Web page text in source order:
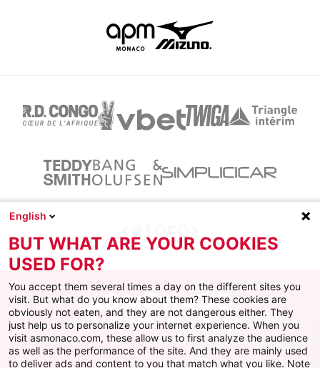
Facebook
X Instagram
YoutubeTikTokTwitch
English
BUT WHAT ARE YOUR COOKIES
USED FOR?
You accept them several times a day on the different sites you
visit. But what do you know about them? These cookies are
obviously not eaten, and they are not dangerous either. They
just help us to personalize your internet experience. When you
visit asmonaco.com, these allow us to first analyze the audience
as well as the performance of the site. And they are mainly used
to deliver ads and content to you that match what you like. Note